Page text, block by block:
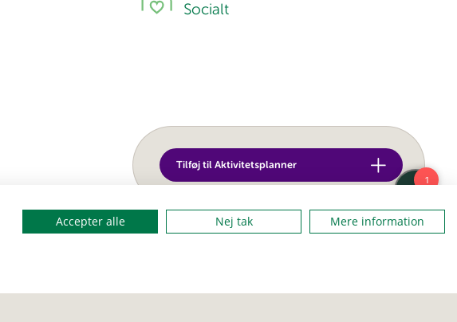
Socialt
Tilføj til Aktivitetsplanner
Accepter alle Nej tak Mere information